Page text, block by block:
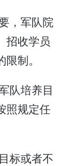
，军队院
招收学员
制。
队培养目
照规定任
标或者不